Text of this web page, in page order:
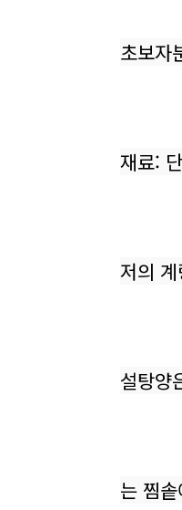
초보자
재료:
저의
설탕양
는 찜